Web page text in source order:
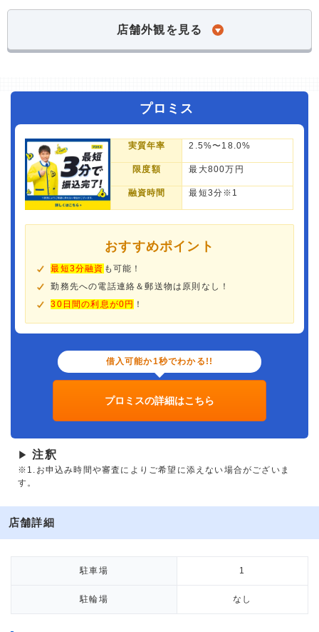
店舗外観を見る
プロミス
実質年率 2.5%〜18.0%
限度額 最大800万円
融資時間 最短3分※1
おすすめポイント
最短3分融資 も可能！
勤務先への電話連絡＆郵送物は原則なし！
30日間の利息が0円 ！
借入可能か1秒でわかる!!
プロミスの詳細はこちら
▶ 注釈
※1.お申込み時間や審査によりご希望に添えない場合がございま
す。
店舗詳細
駐車場 1
駐輪場 なし